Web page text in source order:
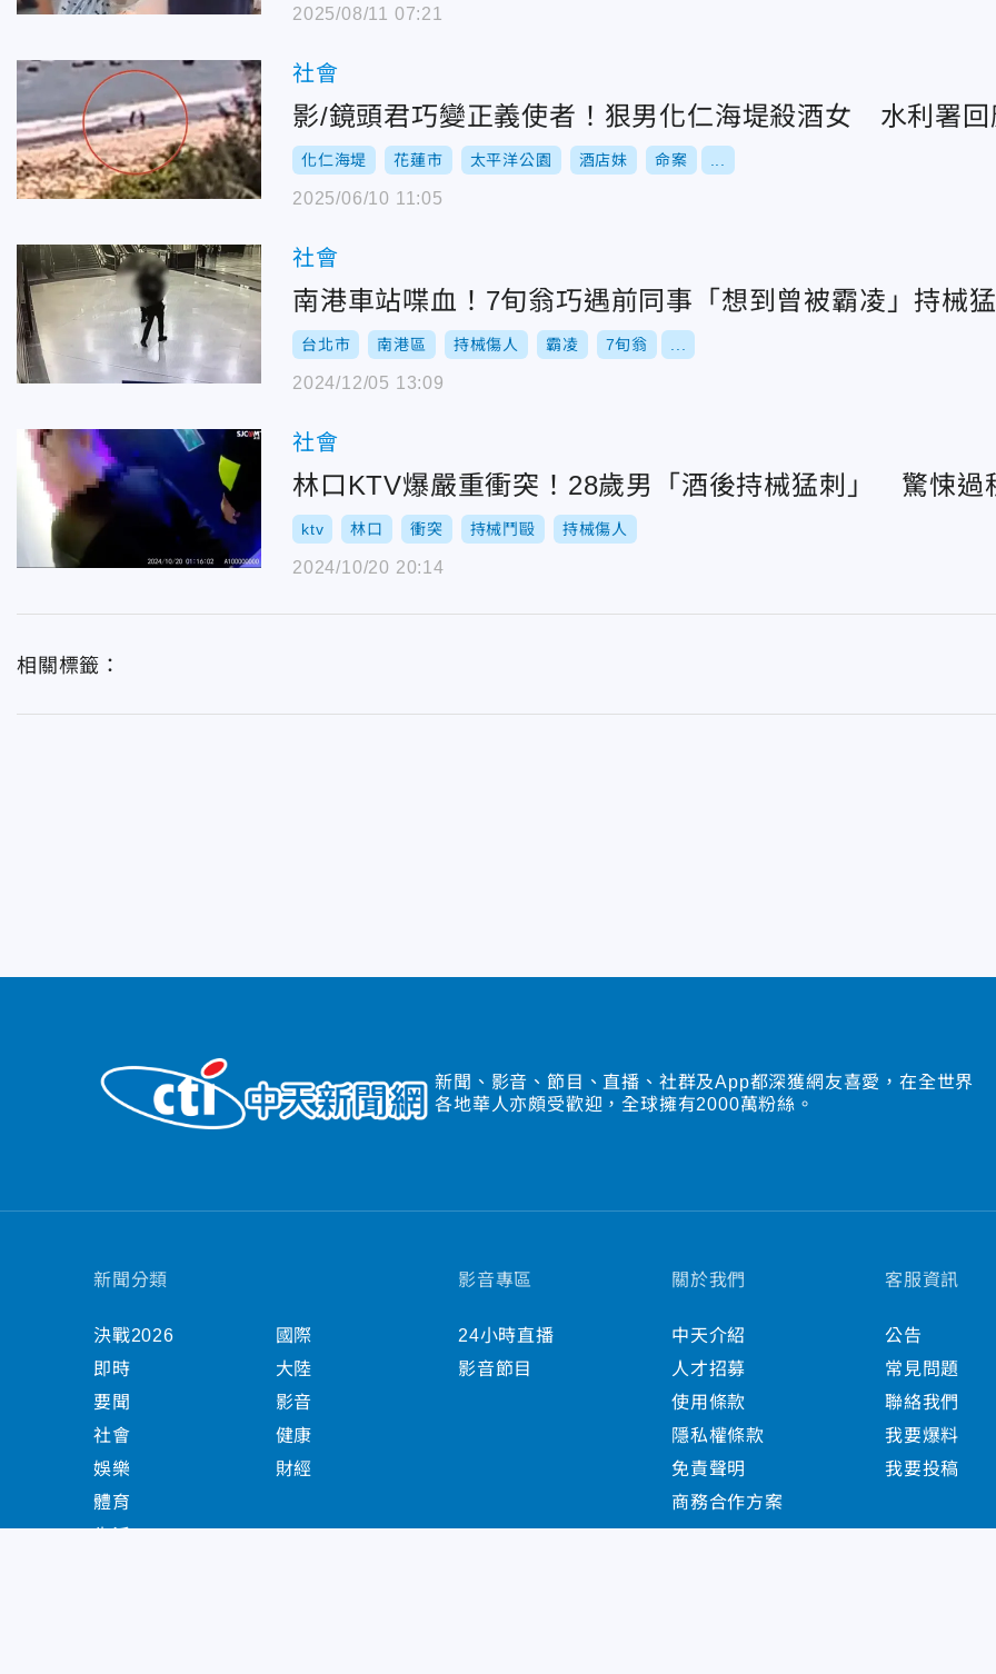
2025/08/11 07:21
社會
影/鏡頭君巧變正義使者！狠男化仁海堤殺酒女 水利署回
化仁海堤 花蓮市 太平洋公園 酒店妹 命案
2025/06/10 11:05
社會
南港車站喋血！7旬翁巧遇前同事「想到曾被霸凌」持械
台北市 南港區 持械傷人 霸凌 7旬翁
2024/12/05 13:09
社會
林口KTV爆嚴重衝突！28歲男「酒後持械猛刺」 驚悚過
ktv 林口 衝突 持械鬥毆 持械傷人
2024/10/20 20:14
相關標籤：
新聞、影音、節目、直播、社群及App都深獲網友喜愛，在全世界
各地華人亦頗受歡迎，全球擁有2000萬粉絲。
新聞分類
決戰2026
即時
要聞
社會
娛樂
體育
國際
大陸
影音
健康
財經
影音專區
24小時直播
影音節目
關於我們
中天介紹
人才招募
使用條款
隱私權條款
免責聲明
商務合作方案
客服資訊
公告
常見問題
聯絡我們
我要爆料
我要投稿